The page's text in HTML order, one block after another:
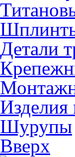
Детали
Изделия
Шурупы
Вверх